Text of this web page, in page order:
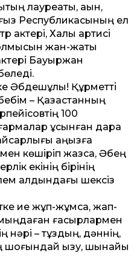
лауреаты, ақын,
Республикасының ел
Халық артисі
жан-жақты
Бауыржан
Әбдешұлы! Құрмет­ті
– Қазақстанның
100
ұсынған дара
аңызға
көшіріп жазса, Әбең
екінің бірінің
алдындағы шексіз
ие жұп-жұмсақ, жап-
мыңдаған ғасырлармен
нәрі – тұздың, дәннің,
шоғындай қызу, шынайы